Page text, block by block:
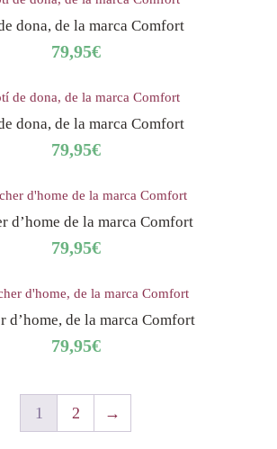
dona, de la marca Comfort
79,95€
dona, de la marca Comfort
79,95€
d’home de la marca Comfort
79,95€
d’home, de la marca Comfort
79,95€
1 2 →